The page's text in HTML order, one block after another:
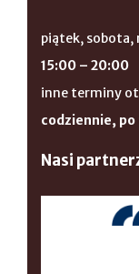
piątek, sobota,
15:00 – 20:00
inne terminy
codziennie,
Nasi